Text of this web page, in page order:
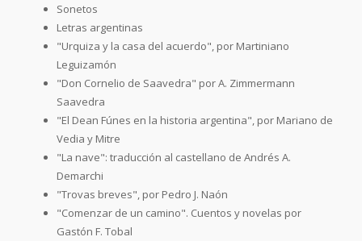
Sonetos
Letras argentinas
"Urquiza y la casa del acuerdo", por Martiniano
Leguizamón
"Don Cornelio de Saavedra" por A. Zimmermann
Saavedra
"El Dean Fúnes en la historia argentina", por Mariano de
Vedia y Mitre
"La nave": traducción al castellano de Andrés A.
Demarchi
"Trovas breves", por Pedro J. Naón
"Comenzar de un camino". Cuentos y novelas por
Gastón F. Tobal